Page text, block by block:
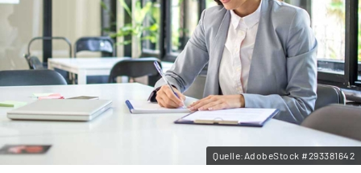
Leichte Sprache
Gebärdensprache
Quelle:AdobeStock #293381642